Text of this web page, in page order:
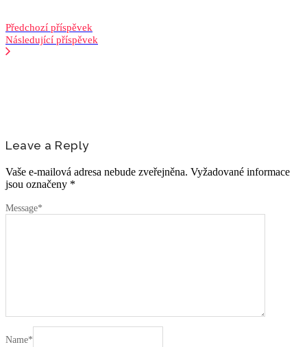
Předchozí příspěvek
Následující příspěvek
Leave a Reply
Vaše e-mailová adresa nebude zveřejněna. Vyžadované informace
jsou označeny *
Message*
Name*